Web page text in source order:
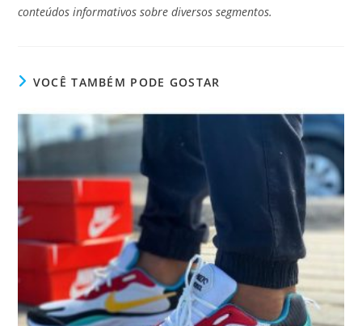
conteúdos informativos sobre diversos segmentos.
VOCÊ TAMBÉM PODE GOSTAR